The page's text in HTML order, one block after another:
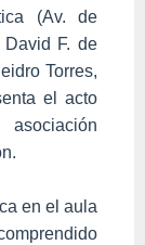
(Av. de
David F. de
Torres,
el acto
en el aula